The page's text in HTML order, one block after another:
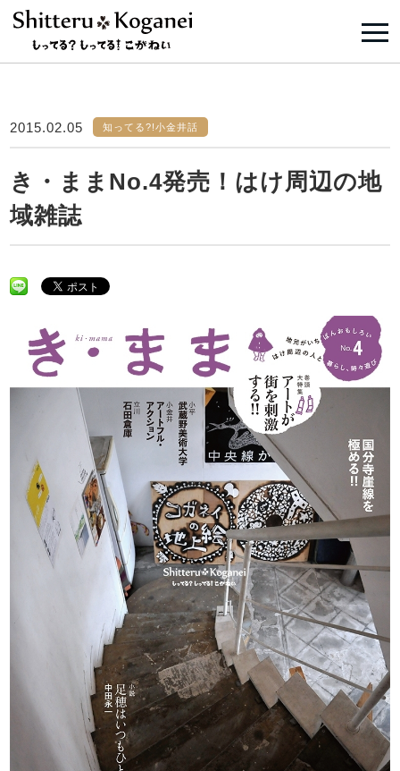
2015.02.05 知ってる?!小金井話
き・ままNo.4発売！はけ周辺の地
域雑誌